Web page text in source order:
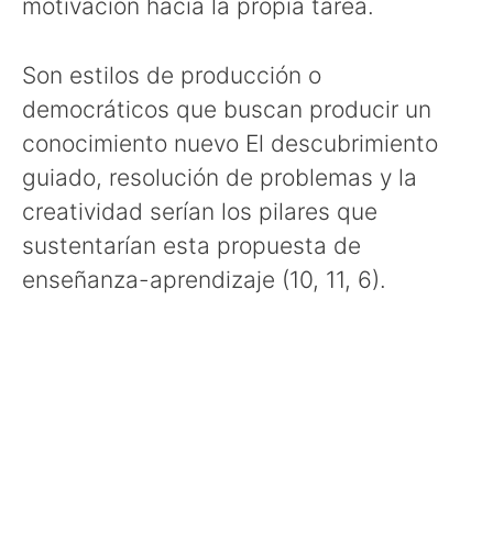
motivación hacia la propia tarea.
Son estilos de producción o
democráticos que buscan producir un
conocimiento nuevo El descubrimiento
guiado, resolución de problemas y la
creatividad serían los pilares que
sustentarían esta propuesta de
enseñanza-aprendizaje (10, 11, 6).